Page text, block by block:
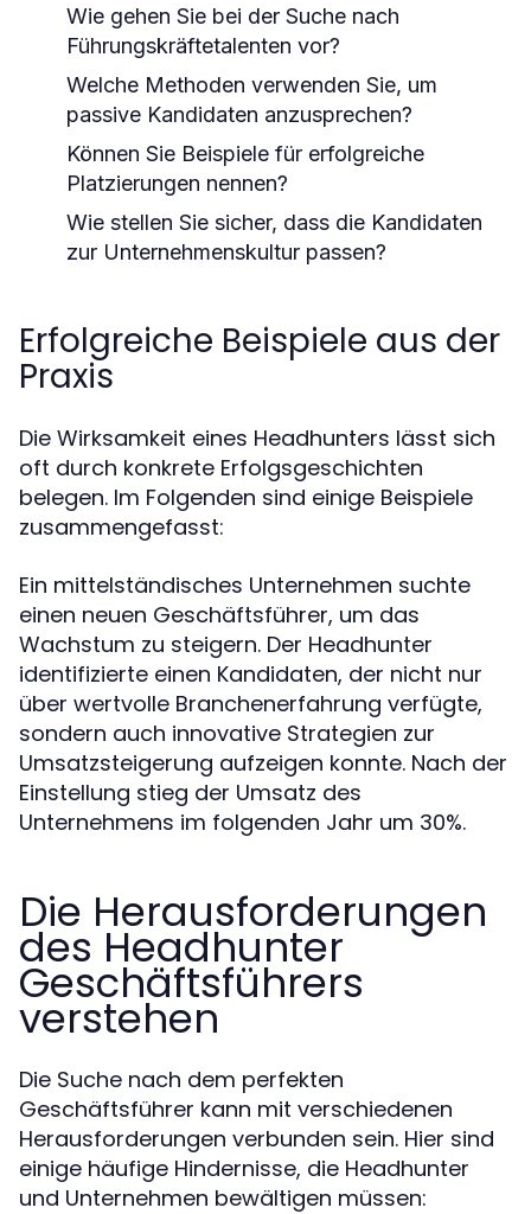
Wie gehen Sie bei der Suche nach
Führungskräftetalenten vor?
Welche Methoden verwenden Sie, um
passive Kandidaten anzusprechen?
Können Sie Beispiele für erfolgreiche
Platzierungen nennen?
Wie stellen Sie sicher, dass die Kandidaten
zur Unternehmenskultur passen?
Erfolgreiche Beispiele aus der
Praxis
Die Wirksamkeit eines Headhunters lässt sich
oft durch konkrete Erfolgsgeschichten
belegen. Im Folgenden sind einige Beispiele
zusammengefasst:
Ein mittelständisches Unternehmen suchte
einen neuen Geschäftsführer, um das
Wachstum zu steigern. Der Headhunter
identifizierte einen Kandidaten, der nicht nur
über wertvolle Branchenerfahrung verfügte,
sondern auch innovative Strategien zur
Umsatzsteigerung aufzeigen konnte. Nach der
Einstellung stieg der Umsatz des
Unternehmens im folgenden Jahr um 30%.
Die Herausforderungen
des Headhunter
Geschäftsführers
verstehen
Die Suche nach dem perfekten
Geschäftsführer kann mit verschiedenen
Herausforderungen verbunden sein. Hier sind
einige häufige Hindernisse, die Headhunter
und Unternehmen bewältigen müssen: